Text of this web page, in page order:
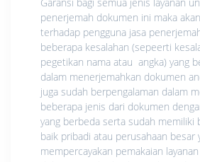
penerjemah dokumen ini maka
terhadap pengguna jasa
beberapa kesalahan (sepeerti
pegetikan nama atau angka) yang
dalam menerjemahkan dokumen
juga sudah berpengalaman dalam
beberapa jenis dari dokumen
yang berbeda serta sudah memiliki
baik pribadi atau perusahaan besar
mempercayakan pemakaian